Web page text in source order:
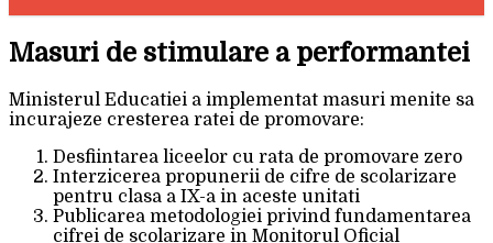
Masuri de stimulare a performantei
Ministerul Educatiei a implementat masuri menite sa
incurajeze cresterea ratei de promovare:
Desfiintarea liceelor cu rata de promovare zero
Interzicerea propunerii de cifre de scolarizare
pentru clasa a IX-a in aceste unitati
Publicarea metodologiei privind fundamentarea
cifrei de scolarizare in Monitorul Oficial